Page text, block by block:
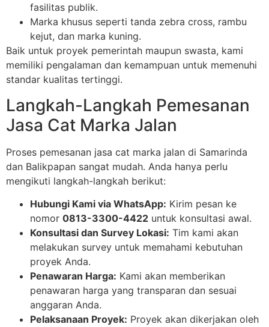
fasilitas publik.
Marka khusus seperti tanda zebra cross, rambu
kejut, dan marka kuning.
Baik untuk proyek pemerintah maupun swasta, kami
memiliki pengalaman dan kemampuan untuk memenuhi
standar kualitas tertinggi.
Langkah-Langkah Pemesanan
Jasa Cat Marka Jalan
Proses pemesanan jasa cat marka jalan di Samarinda
dan Balikpapan sangat mudah. Anda hanya perlu
mengikuti langkah-langkah berikut:
Hubungi Kami via WhatsApp: Kirim pesan ke
nomor 0813-3300-4422 untuk konsultasi awal.
Konsultasi dan Survey Lokasi: Tim kami akan
melakukan survey untuk memahami kebutuhan
proyek Anda.
Penawaran Harga: Kami akan memberikan
penawaran harga yang transparan dan sesuai
anggaran Anda.
Pelaksanaan Proyek: Proyek akan dikerjakan oleh